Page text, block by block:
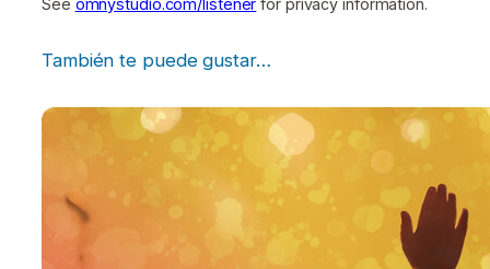
También te puede gustar…